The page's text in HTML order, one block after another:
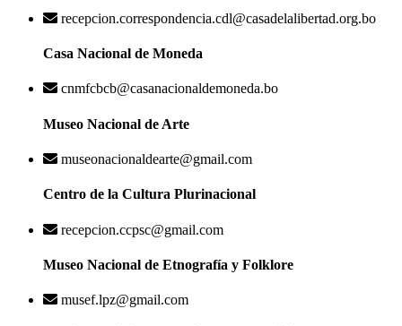
recepcion.correspondencia.cdl@casadelalibertad.org.bo
Casa Nacional de Moneda
cnmfcbcb@casanacionaldemoneda.bo
Museo Nacional de Arte
museonacionaldearte@gmail.com
Centro de la Cultura Plurinacional
recepcion.ccpsc@gmail.com
Museo Nacional de Etnografía y Folklore
musef.lpz@gmail.com